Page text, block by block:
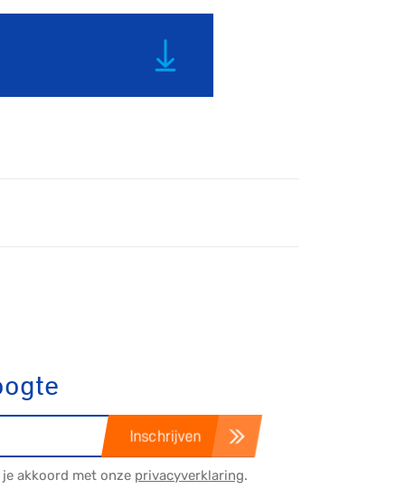
Inschrijven
akkoord met onze privacyverklaring.
E-Racing
Cycling